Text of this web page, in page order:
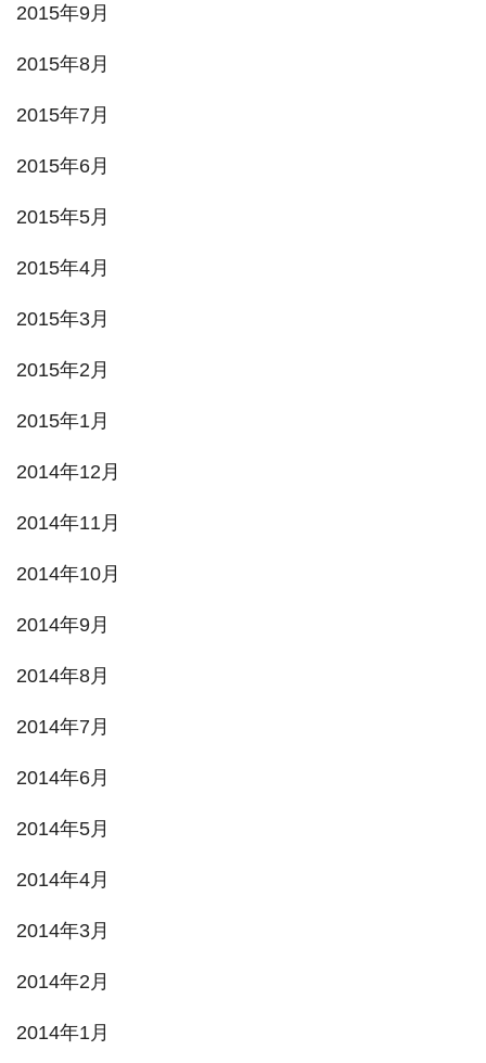
2015年9月
2015年8月
2015年7月
2015年6月
2015年5月
2015年4月
2015年3月
2015年2月
2015年1月
2014年12月
2014年11月
2014年10月
2014年9月
2014年8月
2014年7月
2014年6月
2014年5月
2014年4月
2014年3月
2014年2月
2014年1月